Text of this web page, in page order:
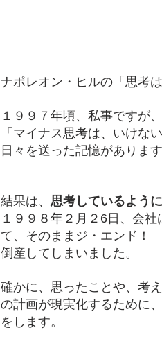
ナポレオン・ヒルの「思考
１９９７年頃、私事ですが
「マイナス思考は、いけな
日々を送った記憶があります
結果は、 思考しているよう
１９９８年２月２6日、会
て、そのままジ・エンド！
倒産してしまいました。
確かに、思ったことや、考
の計画が現実化するために
をします。